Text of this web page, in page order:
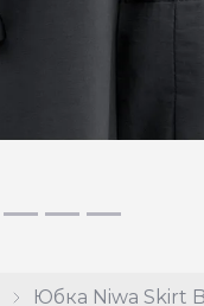
Юбка Niwa Skirt